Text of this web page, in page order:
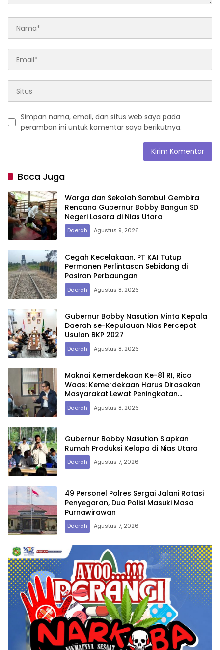
Simpan nama, email, dan situs web saya pada
peramban ini untuk komentar saya berikutnya.
Baca Juga
Warga dan Sekolah Sambut Gembira
Rencana Gubernur Bobby Bangun SD
Negeri Lasara di Nias Utara
Daerah Agustus 9, 2026
Cegah Kecelakaan, PT KAI Tutup
Permanen Perlintasan Sebidang di
Pasiran Perbaungan
Daerah Agustus 8, 2026
Gubernur Bobby Nasution Minta Kepala
Daerah se-Kepulauan Nias Percepat
Usulan BKP 2027
Daerah Agustus 8, 2026
Maknai Kemerdekaan Ke-81 RI, Rico
Waas: Kemerdekaan Harus Dirasakan
Masyarakat Lewat Peningkatan
Pelayanan Primer
Daerah Agustus 8, 2026
Gubernur Bobby Nasution Siapkan
Rumah Produksi Kelapa di Nias Utara
Daerah Agustus 7, 2026
49 Personel Polres Sergai Jalani Rotasi
Penyegaran, Dua Polisi Masuki Masa
Purnawirawan
Daerah Agustus 7, 2026